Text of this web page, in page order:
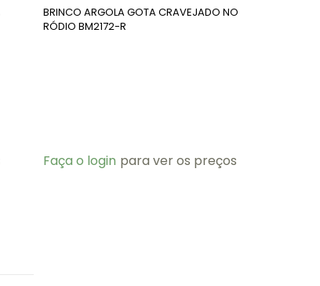
BRINCO ARGOLA GOTA CRAVEJADO NO
RÓDIO BM2172-R
Faça o login para ver os preços